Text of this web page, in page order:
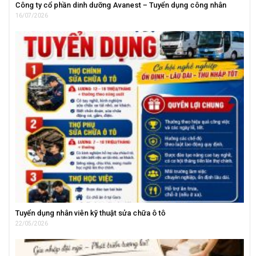
Công ty cổ phần dinh dưỡng Avanest – Tuyển dụng công nhân
16/07/2026
Tuyển dụng nhân viên kỹ thuật sửa chữa ô tô
22/05/2026